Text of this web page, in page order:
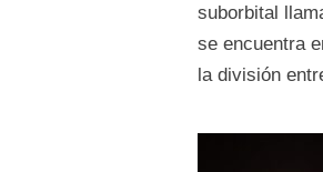
suborbital
se encuentra
la división